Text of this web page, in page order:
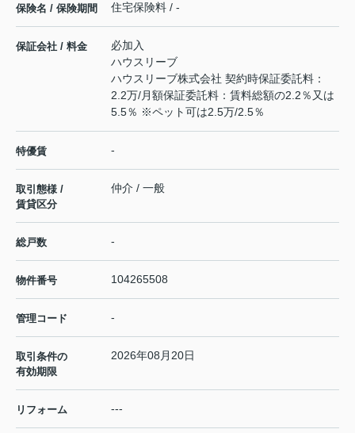
保険名 / 保険期間 住宅保険料 / -
保証会社 / 料金
必加入
ハウスリーブ
ハウスリーブ株式会社 契約時保証委託料：
2.2万/月額保証委託料：賃料総額の2.2％又は
5.5％ ※ペット可は2.5万/2.5％
特優賃 -
取引態様 /
賃貸区分
仲介 / 一般
総戸数 -
物件番号 104265508
管理コード -
取引条件の
有効期限
2026年08月20日
リフォーム ---